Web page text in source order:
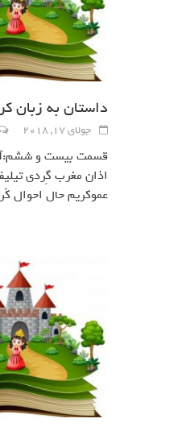
داستان به زبان
جولای 17, 2018
قسمت بيست و
اذان مغرب گِردي
عموكريم حال احوال